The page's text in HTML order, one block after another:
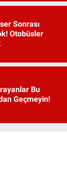
Sonrası
Otobüsler
Bu
Geçmeyin!